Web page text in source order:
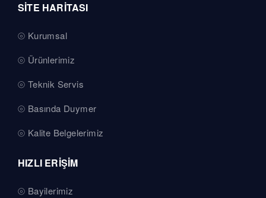
SİTE HARİTASI
Kurumsal
Ürünlerimiz
Teknik Servis
Basında Duymer
Kalite Belgelerimiz
HIZLI ERİŞİM
Bayilerimiz